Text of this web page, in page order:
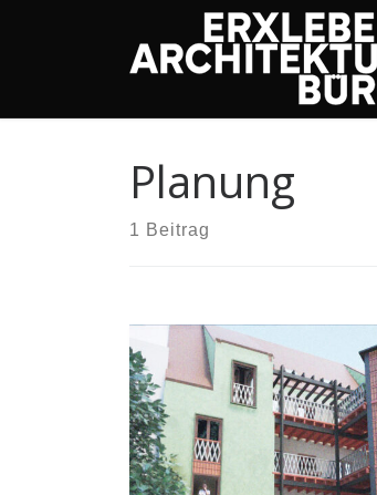
Planung
1 Beitrag